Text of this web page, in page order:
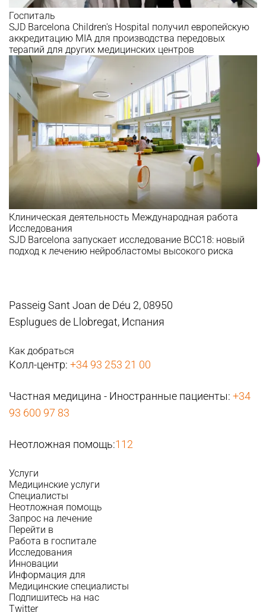
Госпиталь
SJD Barcelona Children's Hospital получил европейскую
аккредитацию MIA для производства передовых
терапий для других медицинских центров
Клиническая деятельность Международная работа
Исследования
SJD Barcelona запускает исследование BCC18: новый
подход к лечению нейробластомы высокого риска
Passeig Sant Joan de Déu 2, 08950
Esplugues de Llobregat, Испания
Как добраться
Колл-центр: +34 93 253 21 00
Частная медицина - Иностранные пациенты: +34
93 600 97 83
Неотложная помощь:112
Услуги
Медицинские услуги
Специалисты
Неотложная помощь
Запрос на лечение
Перейти в
Работа в госпитале
Исследования
Инновации
Информация для
Медицинские специалисты
Подпишитесь на нас
Twitter